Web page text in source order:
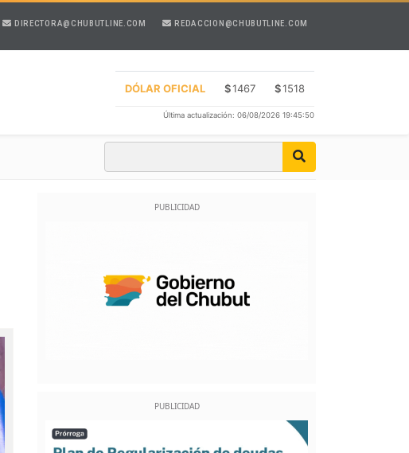
DIRECTORA@CHUBUTLINE.COM REDACCION@CHUBUTLINE.COM
DÓLAR OFICIAL $1467 $1518
Última actualización: 06/08/2026 19:45:50